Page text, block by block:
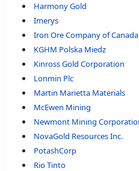
Harmony Gold
Imerys
Iron Ore Company of Canada
KGHM Polska Miedz
Kinross Gold Corporation
Lonmin Plc
Martin Marietta Materials
McEwen Mining
Newmont Mining
NovaGold Resources Inc.
PotashCorp
Rio Tinto